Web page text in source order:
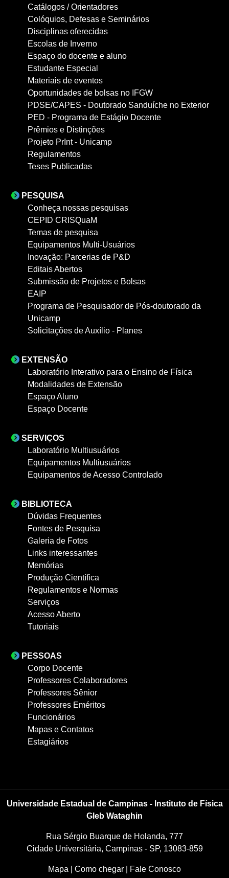
Catálogos / Orientadores
Colóquios, Defesas e Seminários
Disciplinas oferecidas
Escolas de Inverno
Espaço do docente e aluno
Estudante Especial
Materiais de eventos
Oportunidades de bolsas no IFGW
PDSE/CAPES - Doutorado Sanduíche no Exterior
PED - Programa de Estágio Docente
Prêmios e Distinções
Projeto PrInt - Unicamp
Regulamentos
Teses Publicadas
PESQUISA
Conheça nossas pesquisas
CEPID CRISQuaM
Temas de pesquisa
Equipamentos Multi-Usuários
Inovação: Parcerias de P&D
Editais Abertos
Submissão de Projetos e Bolsas
EAIP
Programa de Pesquisador de Pós-doutorado da
Unicamp
Solicitações de Auxílio - Planes
EXTENSÃO
Laboratório Interativo para o Ensino de Física
Modalidades de Extensão
Espaço Aluno
Espaço Docente
SERVIÇOS
Laboratório Multiusuários
Equipamentos Multiusuários
Equipamentos de Acesso Controlado
BIBLIOTECA
Dúvidas Frequentes
Fontes de Pesquisa
Galeria de Fotos
Links interessantes
Memórias
Produção Científica
Regulamentos e Normas
Serviços
Acesso Aberto
Tutoriais
PESSOAS
Corpo Docente
Professores Colaboradores
Professores Sênior
Professores Eméritos
Funcionários
Mapas e Contatos
Estagiários
Universidade Estadual de Campinas - Instituto de Física
Gleb Wataghin
Rua Sérgio Buarque de Holanda, 777
Cidade Universitária, Campinas - SP, 13083-859
Mapa Como chegar Fale Conosco